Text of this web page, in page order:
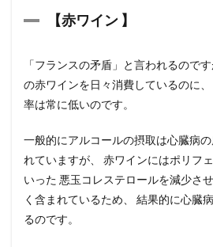
【赤ワイン 】
「フランスの矛盾」と言われるので
の赤ワインを日々消費しているのに
率は常に低いのです。
一般的にアルコールの摂取は心臓病
れていますが、 赤ワインにはポリフ
いった 悪玉コレステロールを減少さ
く含まれているため、 結果的に心臓
るのです。